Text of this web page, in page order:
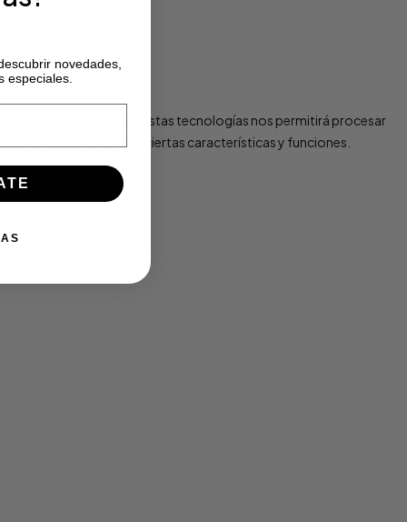
El consentimiento de estas tecnologías nos permitirá procesar
negativamente a ciertas características y funciones.
novedades,
especiales.